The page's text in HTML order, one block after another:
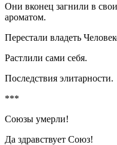
Они вконец загнили в
ароматом.
Перестали владеть
Растлили сами себя.
Последствия элитарности.
***
Союзы умерли!
Да здравствует Союз!